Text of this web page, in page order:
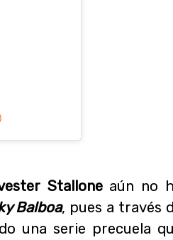
Stalloneaún no
Balboa, pues a través
una serie precuela